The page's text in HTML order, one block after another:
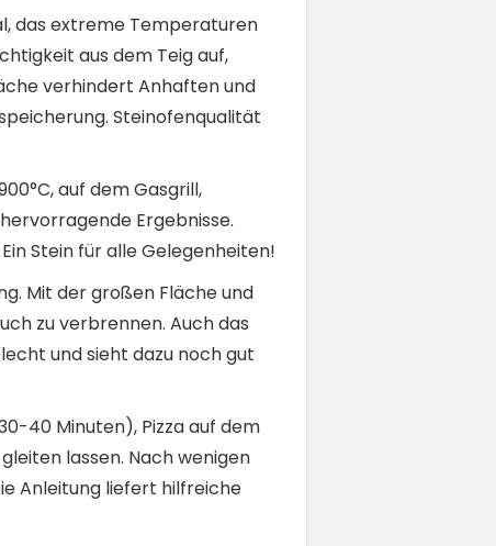
das extreme Temperaturen
aus dem Teig auf,
verhindert Anhaften und
Steinofenqualität
auf dem Gasgrill,
Ergebnisse.
Stein für alle Gelegenheiten!
Mit der großen Fläche und
zu verbrennen. Auch das
und sieht dazu noch gut
40 Minuten), Pizza auf dem
lassen. Nach wenigen
Anleitung liefert hilfreiche